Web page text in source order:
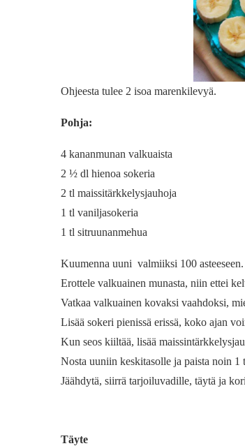
Ohjeesta tulee 2 isoa marenkilevyä.
Pohja:
4 kananmunan valkuaista
2 ½ dl hienoa sokeria
2 tl maissitärkkelysjauhoja
1 tl vaniljasokeria
1 tl sitruunanmehua
Kuumenna uuni valmiiksi 100 asteeseen.
Erottele valkuainen munasta, niin ettei
Vatkaa valkuainen kovaksi vaahdoksi,
Lisää sokeri pienissä erissä, koko ajan
Kun seos kiiltää, lisää
Nosta uuniin keskitasolle ja paista noin 1
Jäähdytä, siirrä tarjoiluvadille, täytä ja
Täyte